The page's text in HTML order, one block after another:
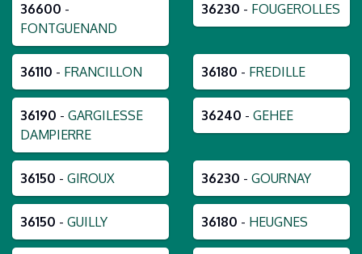
36600 -
FONTGUENAND
36230 - FOUGEROLLES
36110 - FRANCILLON 36180 - FREDILLE
36190 - GARGILESSE
DAMPIERRE
36240 - GEHEE
36150 - GIROUX 36230 - GOURNAY
36150 - GUILLY 36180 - HEUGNES